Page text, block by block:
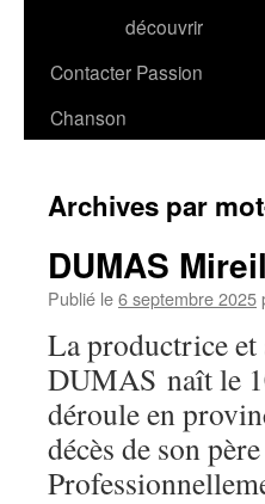
découvrir
Contacter Passion
Chanson
Archives par
DUMAS
Publié le6 septembre 2025
La productrice
DUMAS naît le
déroule en
décès de son